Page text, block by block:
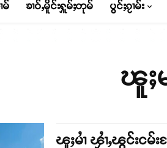
မ် ၶၢဝ်ႇမိူင်းႁူမ်ႈတုမ် ပွင်ႈၵႂၢမ်း
ၽူႈ
ၽူႈမၢႆ ၾၢႆႇၽွင်းငမ်